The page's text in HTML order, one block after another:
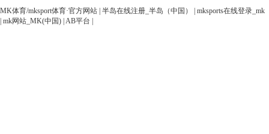
MK体育/mksport体育·官方网站 半岛在线注册_半岛（中国）
mksports在线登录
mk网站_MK(中国) AB平台